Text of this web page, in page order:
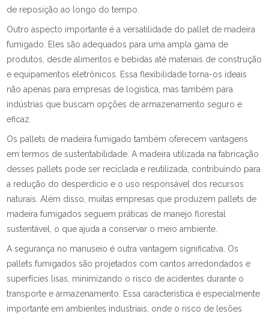
de reposição ao longo do tempo.
Outro aspecto importante é a versatilidade do pallet de madeira
fumigado. Eles são adequados para uma ampla gama de
produtos, desde alimentos e bebidas até materiais de construção
e equipamentos eletrônicos. Essa flexibilidade torna-os ideais
não apenas para empresas de logística, mas também para
indústrias que buscam opções de armazenamento seguro e
eficaz.
Os pallets de madeira fumigado também oferecem vantagens
em termos de sustentabilidade. A madeira utilizada na fabricação
desses pallets pode ser reciclada e reutilizada, contribuindo para
a redução do desperdício e o uso responsável dos recursos
naturais. Além disso, muitas empresas que produzem pallets de
madeira fumigados seguem práticas de manejo florestal
sustentável, o que ajuda a conservar o meio ambiente.
A segurança no manuseio é outra vantagem significativa. Os
pallets fumigados são projetados com cantos arredondados e
superfícies lisas, minimizando o risco de acidentes durante o
transporte e armazenamento. Essa característica é especialmente
importante em ambientes industriais, onde o risco de lesões